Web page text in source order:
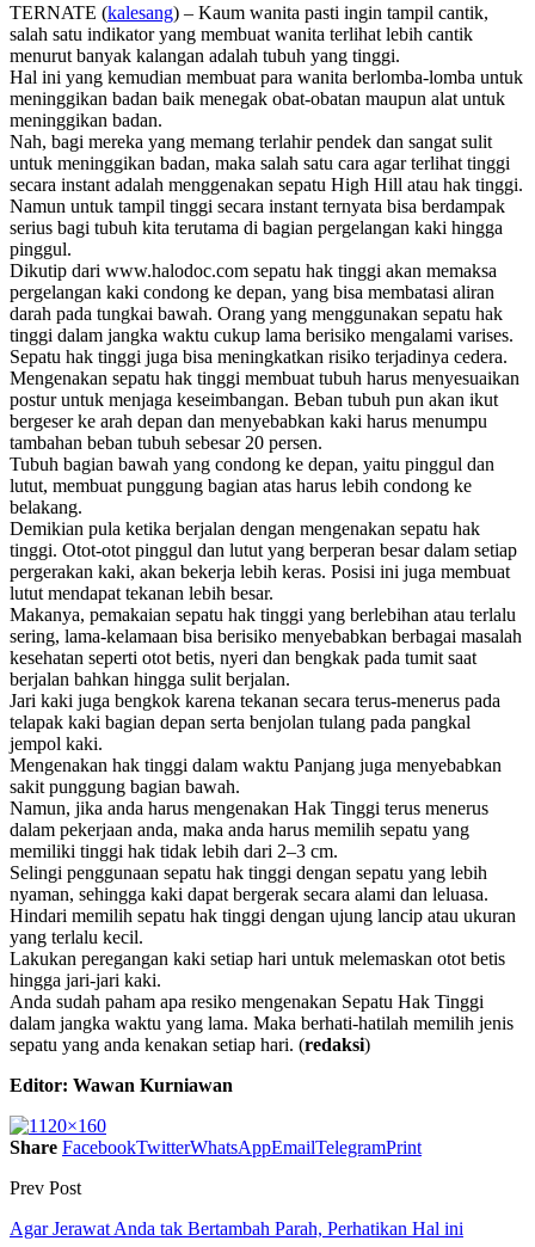
TERNATE (kalesang) – Kaum wanita pasti ingin tampil cantik,
salah satu indikator yang membuat wanita terlihat lebih cantik
menurut banyak kalangan adalah tubuh yang tinggi.
Hal ini yang kemudian membuat para wanita berlomba-lomba untuk
meninggikan badan baik menegak obat-obatan maupun alat untuk
meninggikan badan.
Nah, bagi mereka yang memang terlahir pendek dan sangat sulit
untuk meninggikan badan, maka salah satu cara agar terlihat tinggi
secara instant adalah menggenakan sepatu High Hill atau hak tinggi.
Namun untuk tampil tinggi secara instant ternyata bisa berdampak
serius bagi tubuh kita terutama di bagian pergelangan kaki hingga
pinggul.
Dikutip dari www.halodoc.com sepatu hak tinggi akan memaksa
pergelangan kaki condong ke depan, yang bisa membatasi aliran
darah pada tungkai bawah. Orang yang menggunakan sepatu hak
tinggi dalam jangka waktu cukup lama berisiko mengalami varises.
Sepatu hak tinggi juga bisa meningkatkan risiko terjadinya cedera.
Mengenakan sepatu hak tinggi membuat tubuh harus menyesuaikan
postur untuk menjaga keseimbangan. Beban tubuh pun akan ikut
bergeser ke arah depan dan menyebabkan kaki harus menumpu
tambahan beban tubuh sebesar 20 persen.
Tubuh bagian bawah yang condong ke depan, yaitu pinggul dan
lutut, membuat punggung bagian atas harus lebih condong ke
belakang.
Demikian pula ketika berjalan dengan mengenakan sepatu hak
tinggi. Otot-otot pinggul dan lutut yang berperan besar dalam setiap
pergerakan kaki, akan bekerja lebih keras. Posisi ini juga membuat
lutut mendapat tekanan lebih besar.
Makanya, pemakaian sepatu hak tinggi yang berlebihan atau terlalu
sering, lama-kelamaan bisa berisiko menyebabkan berbagai masalah
kesehatan seperti otot betis, nyeri dan bengkak pada tumit saat
berjalan bahkan hingga sulit berjalan.
Jari kaki juga bengkok karena tekanan secara terus-menerus pada
telapak kaki bagian depan serta benjolan tulang pada pangkal
jempol kaki.
Mengenakan hak tinggi dalam waktu Panjang juga menyebabkan
sakit punggung bagian bawah.
Namun, jika anda harus mengenakan Hak Tinggi terus menerus
dalam pekerjaan anda, maka anda harus memilih sepatu yang
memiliki tinggi hak tidak lebih dari 2–3 cm.
Selingi penggunaan sepatu hak tinggi dengan sepatu yang lebih
nyaman, sehingga kaki dapat bergerak secara alami dan leluasa.
Hindari memilih sepatu hak tinggi dengan ujung lancip atau ukuran
yang terlalu kecil.
Lakukan peregangan kaki setiap hari untuk melemaskan otot betis
hingga jari-jari kaki.
Anda sudah paham apa resiko mengenakan Sepatu Hak Tinggi
dalam jangka waktu yang lama. Maka berhati-hatilah memilih jenis
sepatu yang anda kenakan setiap hari. (redaksi)
Editor: Wawan Kurniawan
Share FacebookTwitterWhatsAppEmailTelegramPrint
Prev Post
Agar Jerawat Anda tak Bertambah Parah, Perhatikan Hal ini